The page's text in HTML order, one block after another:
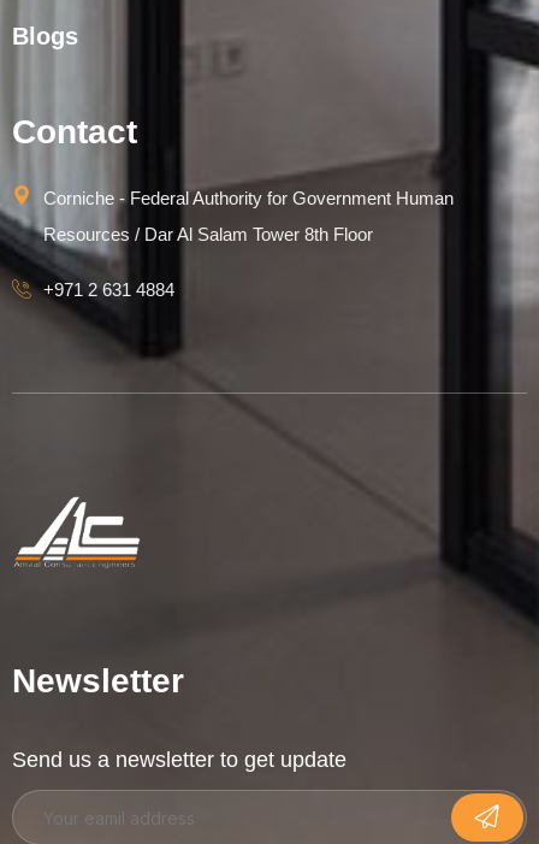
Blogs
Contact
Corniche - Federal Authority for Government Human
Resources / Dar Al Salam Tower 8th Floor
+971 2 631 4884
Newsletter
Send us a newsletter to get update